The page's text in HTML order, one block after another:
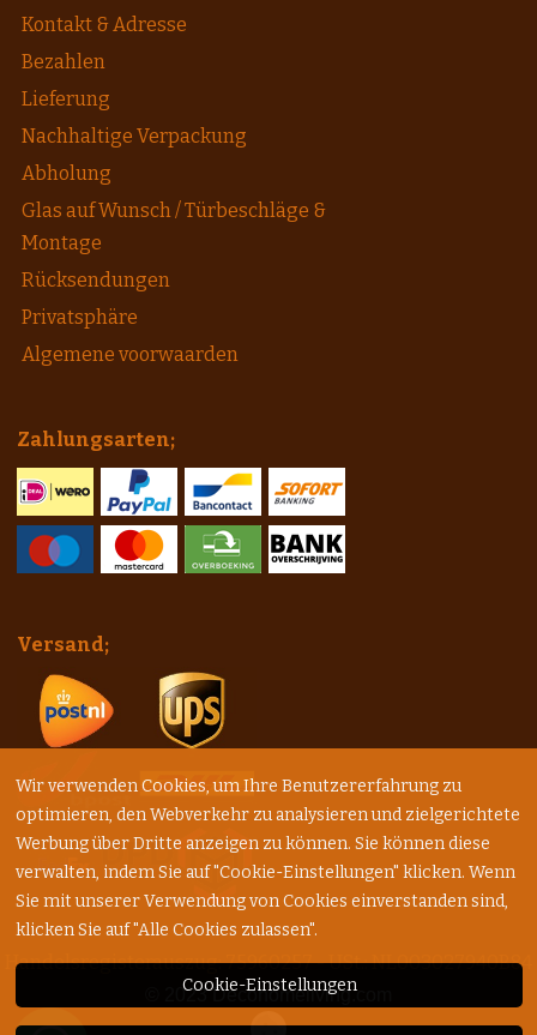
Kontakt & Adresse
Bezahlen
Lieferung
Nachhaltige Verpackung
Abholung
Glas auf Wunsch / Türbeschläge &
Montage
Rücksendungen
Privatsphäre
Algemene voorwaarden
Zahlungsarten;
Versand;
Handelsregisterauszug: 75960257 - USt.: NL003027940B84
© 2023Decohomeliving.com
Wir verwenden Cookies, um Ihre Benutzererfahrung zu
optimieren, den Webverkehr zu analysieren und zielgerichtete
Werbung über Dritte anzeigen zu können. Sie können diese
verwalten, indem Sie auf "Cookie-Einstellungen" klicken. Wenn
Sie mit unserer Verwendung von Cookies einverstanden sind,
klicken Sie auf "Alle Cookies zulassen".
Cookie-Einstellungen